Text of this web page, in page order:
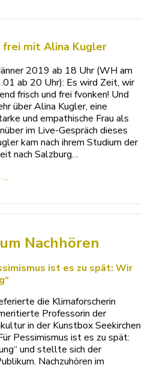
frei mit Alina Kugler
2019 ab 18 Uhr (WH am
ab 20 Uhr): Es wird Zeit, wir
frisch und frei fvonken! Und
über Alina Kugler, eine
und empathische Frau als
im Live-Gespräch dieses
kam nach ihrem Studium der
nach Salzburg…
Nachhören
ist es zu spät: Wir
die Klimaforscherin
Professorin der
in der Kunstbox Seekirchen
Pessimismus ist es zu spät:
und stellte sich der
Nachzuhören im